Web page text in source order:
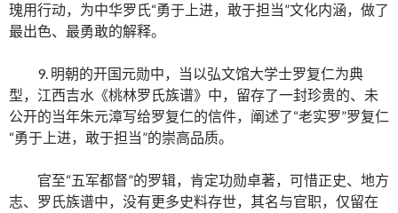
瑰用行动，为中华罗氏“勇于上进，敢于担当”文化内涵，做了
最出色、最勇敢的解释。
9. 明朝的开国元勋中，当以弘文馆大学士罗复仁为典
型，江西吉水《桃林罗氏族谱》中，留存了一封珍贵的、未
公开的当年朱元漳写给罗复仁的信件，阐述了“老实罗”罗复仁
“勇于上进，敢于担当”的崇高品质。
官至“五军都督”的罗辑，肯定功勋卓著，可惜正史、地方
志、罗氏族谱中，没有更多史料存世，其名与官职，仅留在